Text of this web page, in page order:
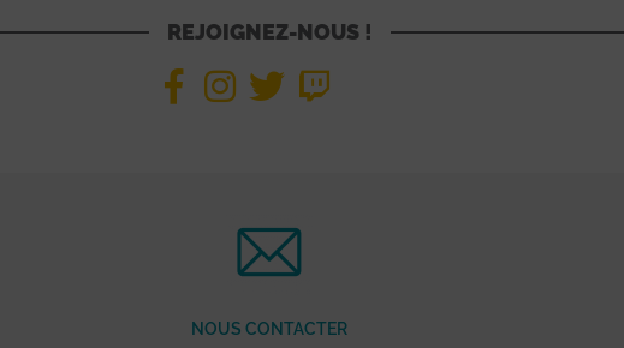
REJOIGNEZ-NOUS !
NOUS CONTACTER